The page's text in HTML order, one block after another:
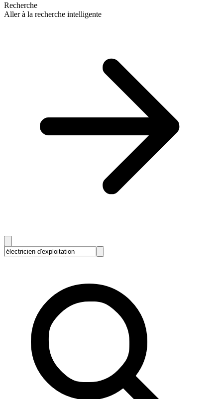
Recherche
Aller à la recherche intelligente